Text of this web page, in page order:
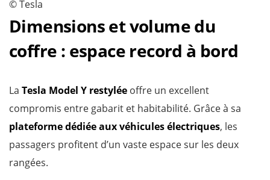
© Tesla
Dimensions et volume du
coffre : espace record à bord
La Tesla Model Y restylée offre un excellent
compromis entre gabarit et habitabilité. Grâce à sa
plateforme dédiée aux véhicules électriques, les
passagers profitent d’un vaste espace sur les deux
rangées.